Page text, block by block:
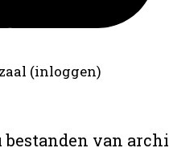
(inloggen)
bestanden van